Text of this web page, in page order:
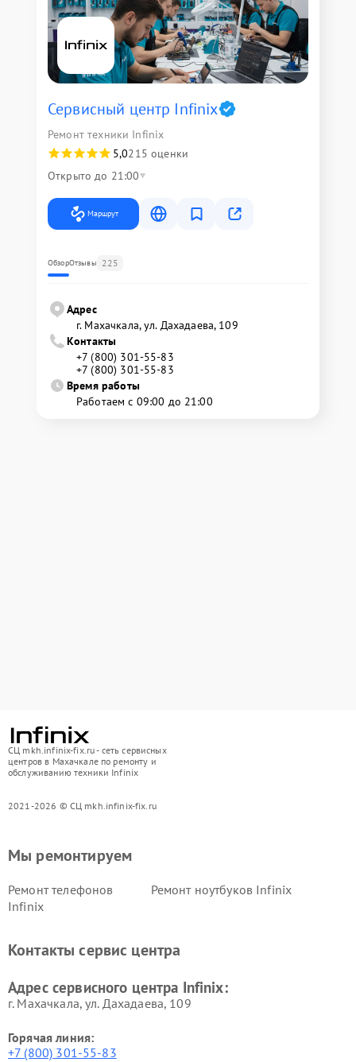
Сервисный центр Infinix
Ремонт техники Infinix
5,0215 оценки
Открыто до 21:00
Маршрут
ОбзорОтзывы 225
Адрес
г. Махачкала, ул. Дахадаева, 109
Контакты
+7 (800) 301-55-83
+7 (800) 301-55-83
Время работы
Работаем с 09:00 до 21:00
СЦ mkh.infinix-fix.ru - сеть сервисных
центров в Махачкале по ремонту и
обслуживанию техники Infinix
2021-2026 © СЦ mkh.infinix-fix.ru
Мы ремонтируем
Ремонт телефонов
Infinix
Ремонт ноутбуков Infinix
Контакты сервис центра
Адрес сервисного центра Infinix:
г. Махачкала, ул. Дахадаева, 109
Горячая линия:
+7 (800) 301-55-83